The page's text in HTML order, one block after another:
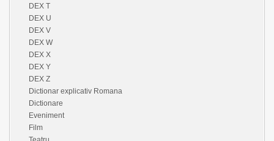
DEX T
DEX U
DEX V
DEX W
DEX X
DEX Y
DEX Z
Dictionar explicativ Romana
Dictionare
Eveniment
Film